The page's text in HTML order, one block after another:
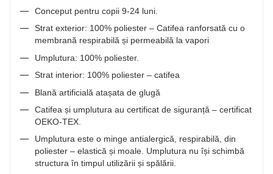
Conceput pentru copii 9-24 luni.
Strat exterior: 100% poliester – Catifea ranforsată cu o
membrană respirabilă și permeabilă la vapori
Umplutura: 100% poliester.
Strat interior: 100% poliester – catifea
Blană artificială atașata de glugă
Catifea și umplutura au certificat de siguranță – certificat
OEKO-TEX.
Umplutura este o minge antialergică, respirabilă, din
poliester – elastică și moale. Umplutura nu își schimbă
structura în timpul utilizării și spălării.